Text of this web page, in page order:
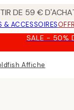
DE 59 €
& ACCESSOIRES
SALE - 50%
Affiche